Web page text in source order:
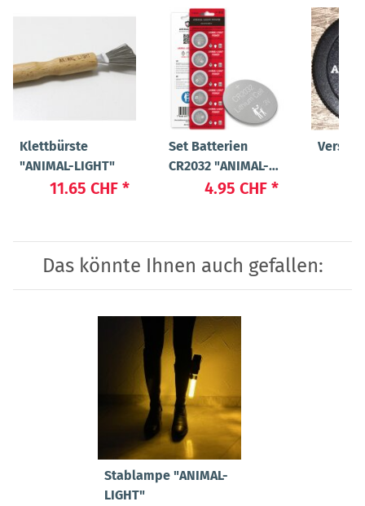
Klettbürste
"ANIMAL-LIGHT"
11.65 CHF *
Set Batterien
CR2032 "ANIMAL-
LIGHT POWER"
4.95 CHF *
Das könnte Ihnen auch gefallen:
Stablampe "ANIMAL-
LIGHT"